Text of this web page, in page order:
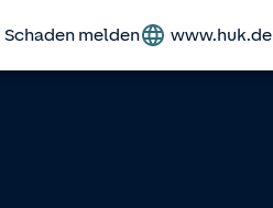
Schaden melden www.huk.de